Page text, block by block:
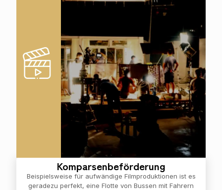
Komparsenbeförderung
Beispielsweise für aufwändige Filmproduktionen ist es
geradezu perfekt, eine Flotte von Bussen mit Fahrern